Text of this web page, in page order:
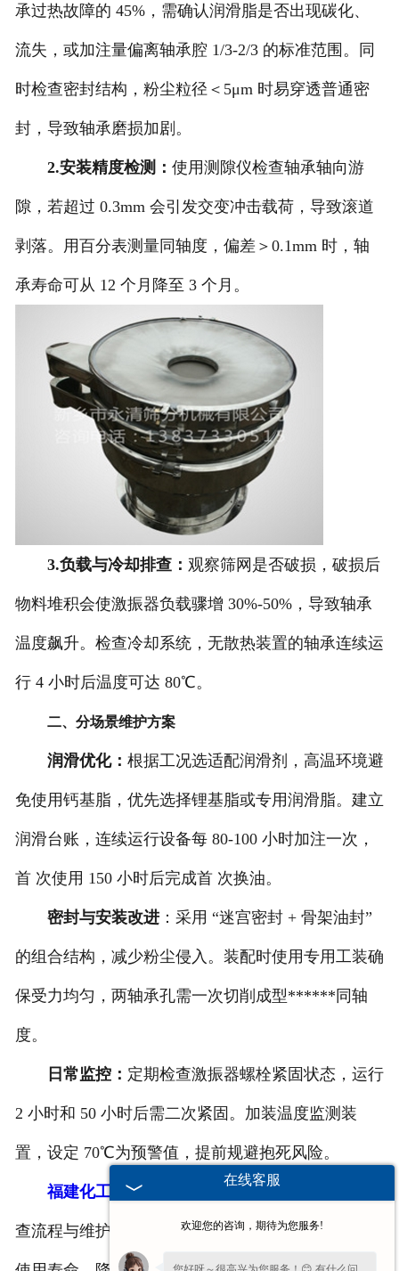
承过热故障的 45%，需确认润滑脂是否出现碳化、
流失，或加注量偏离轴承腔 1/3-2/3 的标准范围。同
时检查密封结构，粉尘粒径＜5μm 时易穿透普通密
封，导致轴承磨损加剧。
2.安装精度检测： 使用测隙仪检查轴承轴向游
隙，若超过 0.3mm 会引发交变冲击载荷，导致滚道
剥落。用百分表测量同轴度，偏差＞0.1mm 时，轴
承寿命可从 12 个月降至 3 个月。
3.负载与冷却排查： 观察筛网是否破损，破损后
物料堆积会使激振器负载骤增 30%-50%，导致轴承
温度飙升。检查冷却系统，无散热装置的轴承连续运
行 4 小时后温度可达 80℃。
二、分场景维护方案
润滑优化： 根据工况选适配润滑剂，高温环境避
免使用钙基脂，优先选择锂基脂或专用润滑脂。建立
润滑台账，连续运行设备每 80-100 小时加注一次，
首 次使用 150 小时后完成首 次换油。
密封与安装改进：采用 “迷宫密封 + 骨架油封”
的组合结构，减少粉尘侵入。装配时使用专用工装确
保受力均匀，两轴承孔需一次切削成型******同轴
度。
日常监控： 定期检查激振器螺栓紧固状态，运行
2 小时和 50 小时后需二次紧固。加装温度监测装
置，设定 70℃为预警值，提前规避抱死风险。
福建化工振动筛 轴承的稳定运行，依赖规范的排
查流程与维护习惯。通过以上方法，可有效延长轴承
在线客服
欢迎您的咨询，期待为您服务!